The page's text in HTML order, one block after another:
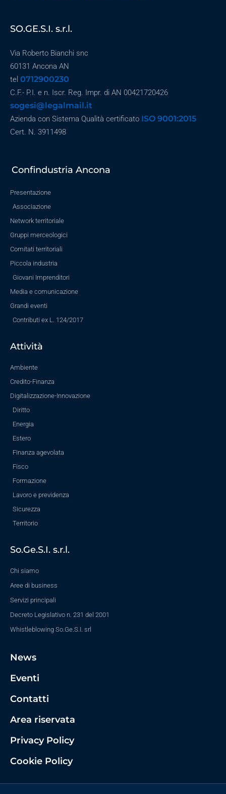
SO.GE.S.I. s.r.l.
Via Roberto Bianchi snc
60131 Ancona AN
tel 0712900230
C.F.- P.I. e n. Iscr. Reg. Impr. di AN 00421720426
sogesi@legalmail.it
Azienda con Sistema Qualità certificato ISO 9001:2015
Cert. N. 3911498
Confindustria Ancona
Presentazione
Associazione
Network territoriale
Gruppi merceologici
Comitati territoriali
Piccola industria
Giovani Imprenditori
Media e comunicazione
Grandi eventi
Contributi ex L. 124/2017
Attività
Ambiente
Credito-Finanza
Digitalizzazione-Innovazione
Diritto
Energia
Estero
Finanza agevolata
Fisco
Formazione
Lavoro e previdenza
Sicurezza
Territorio
So.Ge.S.I. s.r.l.
Chi siamo
Aree di business
Servizi principali
Decreto Legislativo n. 231 del 2001
Whistleblowing So.Ge.S.I. srl
News
Eventi
Contatti
Area riservata
Privacy Policy
Cookie Policy